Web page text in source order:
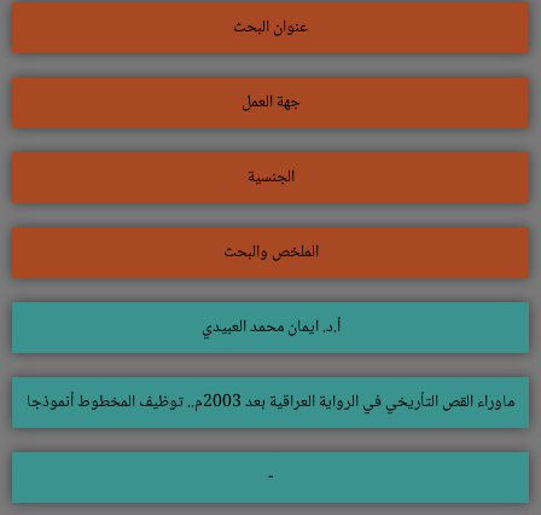
عنوان البحث
جهة العمل
الجنسية
الملخص والبحث
أ.د. ايمان محمد العبيدي
ماوراء القص التأريخي في الرواية العراقية بعد 2003م.. توظيف المخطوط أنموذجا
-